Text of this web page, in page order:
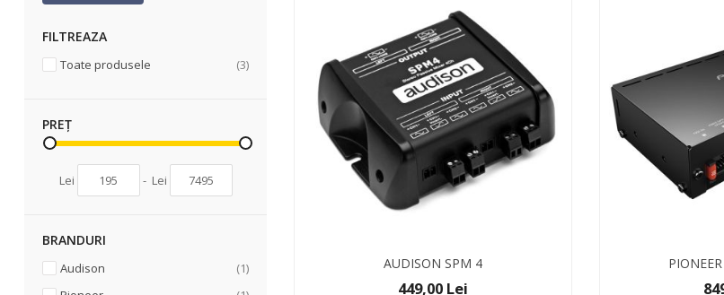
AUDISON SPM 4
449,00 Lei
FILTREAZA
Toate produsele 3articole
PREȚ
Lei - Lei
BRANDURI
Audison 1articol